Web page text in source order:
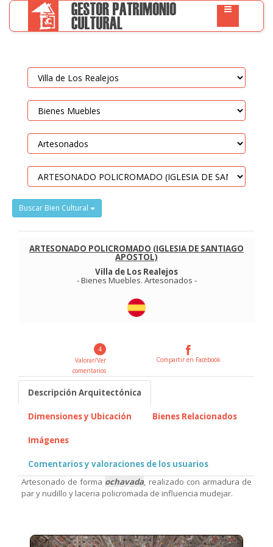
Buscar Bien Cultural
ARTESONADO POLICROMADO (IGLESIA DE SANTIAGO
APÓSTOL)
Villa de Los Realejos
-Bienes Muebles. Artesonados -
4
Valorar/Ver
comentarios
Compartir en Facebook
Descripción Arquitectónica
Dimensiones y Ubicación Bienes Relacionados
Imágenes
Comentarios y valoraciones de los usuarios
Artesonado de forma ochavada, realizado con armadura de
par y nudillo y laceria policromada de influencia mudejar.